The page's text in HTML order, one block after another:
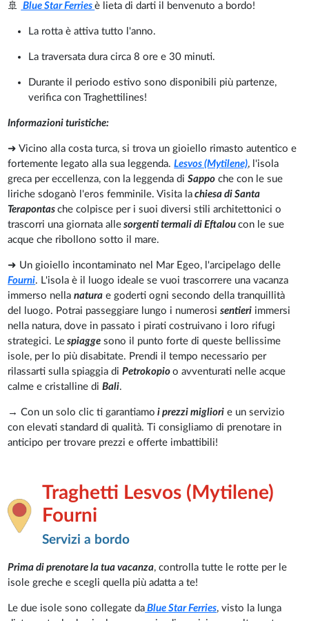
🚢 Blue Star Ferriesè lieta di darti il benvenuto a bordo!
La rotta è attiva tutto l'anno.
La traversata dura circa 8 ore e 30 minuti.
Durante il periodo estivo sono disponibili più partenze,
verifica con Traghettilines!
Informazioni turistiche:
➜ Vicino alla costa turca, si trova un gioiello rimasto autentico e
fortemente legato alla sua leggenda.Lesvos (Mytilene), l'isola
greca per eccellenza, con la leggenda diSappo che con le sue
liriche sdoganò l'eros femminile. Visita la chiesa di Santa
Terapontasche colpisce per i suoi diversi stili architettonici o
trascorri una giornata alle sorgenti termali di Eftaloucon le sue
acque che ribollono sotto il mare.
➜ Un gioiello incontaminato nel Mar Egeo, l'arcipelago delle
Fourni. L'isola è il luogo ideale se vuoi trascorrere una vacanza
immerso nellanatura e goderti ogni secondo della tranquillità
del luogo. Potrai passeggiare lungo i numerosisentieri immersi
nella natura, dove in passato i pirati costruivano i loro rifugi
strategici. Le spiagge sono il punto forte di queste bellissime
isole, per lo più disabitate. Prendi il tempo necessario per
rilassarti sulla spiaggia diPetrokopioo avventurati nelle acque
calme e cristalline diBali.
→ Con un solo clic ti garantiamo i prezzi migliori e un servizio
con elevati standard di qualità. Ti consigliamo di prenotare in
anticipo per trovare prezzi e offerte imbattibili!
Traghetti Lesvos (Mytilene)
Fourni
Servizi a bordo
Prima di prenotare la tua vacanza, controlla tutte le rotte per le
isole greche e scegli quella più adatta a te!
Le due isole sono collegate da Blue Star Ferries, visto la lunga